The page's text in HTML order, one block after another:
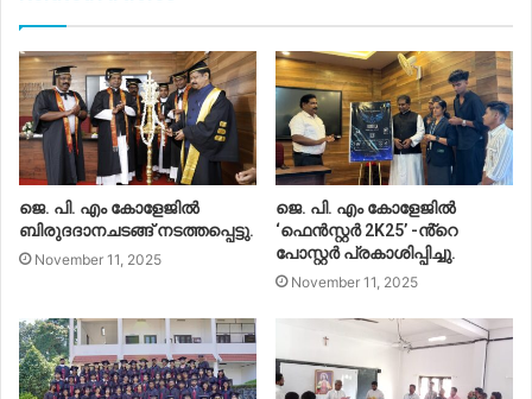
ജെ. പി. എം കോളേജിൽ
ബിരുദദാനചടങ്ങ് നടത്തപ്പെട്ടു.
November 11, 2025
ജെ. പി. എം കോളേജിൽ
‘ഫെൻസ്റ്റർ 2K25’ -ൻ്റെ
പോസ്റ്റർ പ്രകാശിപ്പിച്ചു.
November 11, 2025